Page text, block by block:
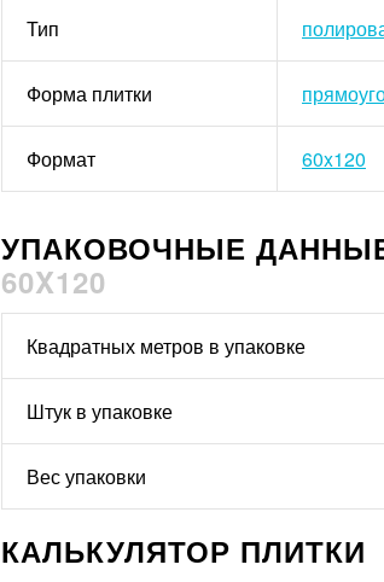
Тип
Форма плитки
Формат 60x120
УПАКОВОЧНЫЕ
60X120
Квадратных метров в упаковке
Штук в упаковке
Вес упаковки
КАЛЬКУЛЯТОР ПЛИТКИ